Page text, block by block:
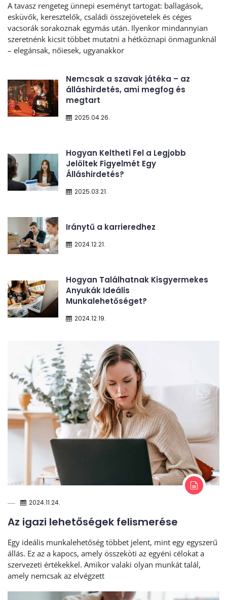
A tavasz rengeteg ünnepi eseményt tartogat: ballagások,
esküvők, keresztelők, családi összejövetelek és céges
vacsorák sorakoznak egymás után. Ilyenkor mindannyian
szeretnénk kicsit többet mutatni a hétköznapi önmagunknál
– elegánsak, nőiesek, ugyanakkor
2025.04.26.
Nemcsak a szavak játéka – az
álláshirdetés, ami megfog és
megtart
2025.03.21.
Hogyan Keltheti Fel a Legjobb
Jelöltek Figyelmét Egy
Álláshirdetés?
2024.12.21.
Iránytű a karrieredhez
2024.12.19.
Hogyan Találhatnak Kisgyermekes
Anyukák Ideális
Munkalehetőséget?
2024.11.24.
Az igazi lehetőségek felismerése
Egy ideális munkalehetőség többet jelent, mint egy egyszerű
állás. Ez az a kapocs, amely összeköti az egyéni célokat a
szervezeti értékekkel. Amikor valaki olyan munkát talál,
amely nemcsak az elvégzett